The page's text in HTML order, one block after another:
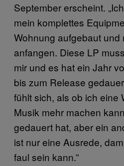
September erscheint.
mein komplettes
Wohnung aufgebaut und
anfangen. Diese LP
mir und es hat ein Jahr
bis zum Release
fühlt sich, als ob ich eine
Musik mehr machen
gedauert hat, aber ein
ist nur eine Ausrede,
faul sein kann.”